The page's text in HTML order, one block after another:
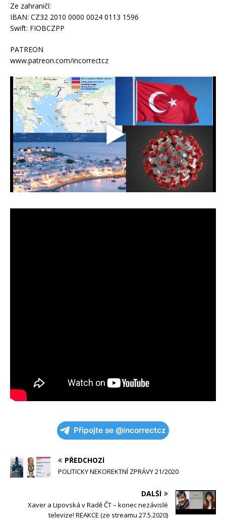
Ze zahraničí:
IBAN: CZ32 2010 0000 0024 0113 1596
Swift: FIOBCZPP
PATREON
www.patreon.com/incorrectcz
Připojte se @incorrectcz
PŘEDCHOZÍ
POLITICKY NEKOREKTNÍ ZPRÁVY 21/2020
DALŠÍ
Xaver a Lipovská v Radě ČT – konec nezávislé
televize! REAKCE (ze streamu 27.5.2020)